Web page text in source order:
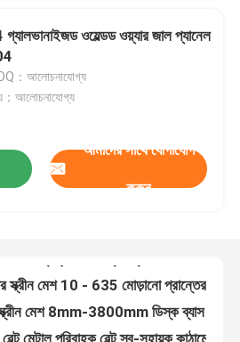
ওয়েল্ডড ওয়্যার জাল প্যানেল
：আলোচনাযোগ্য
：আলোচনাযোগ্য
আমাদের সাথে যোগাযোগ
করুন
হালকা ইস্পাত ধাতু পরিবাহক বেল্ট শক্তিশালী SS চেইন লিঙ্ক পরিবাহক বেল্ট
মেটাল পরিবাহক বেল্ট স্ব-সহায়ক কাঠামো
একক টুইস্ট রেজার কাঁটাতারের 1.8 মিমি থেকে 3.0 মিমি তারের ব্যাস